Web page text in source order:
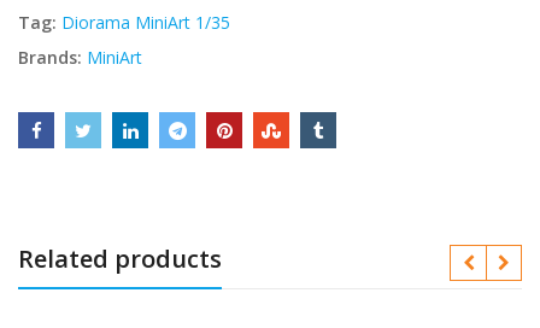
Tag: Diorama MiniArt 1/35
Brands: MiniArt
Related products